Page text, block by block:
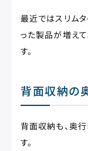
最近ではスリム
った製品が増え
す。
背面収納の
背面収納も、奥
す。